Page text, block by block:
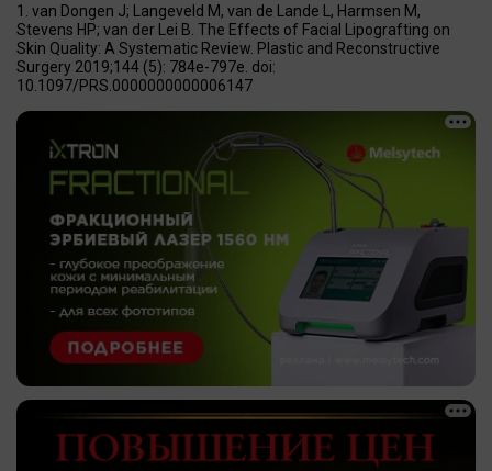
van Dongen J; Langeveld M, van de Lande L, Harmsen M,
Stevens HP; van der Lei B. The Effects of Facial Lipografting on
Skin Quality: A Systematic Review. Plastic and Reconstructive
Surgery 2019;144 (5): 784e-797e. doi:
10.1097/PRS.0000000000006147